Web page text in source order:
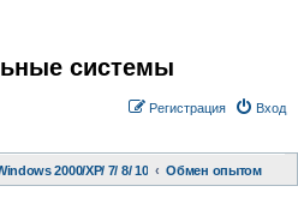
системы
Вход
Регистрация
2000/XP/ 7/ 8/ 10 Обмен опытом